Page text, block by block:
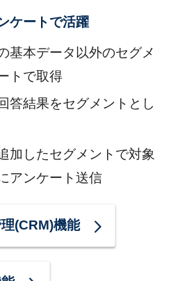
ケートで活躍
基本データ以外のセグメ
トで取得
答結果をセグメントとし
加したセグメントで対象
アンケート送信
(CRM)機能